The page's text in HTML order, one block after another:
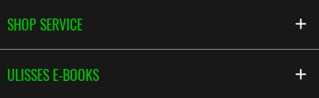
SHOP SERVICE
ULISSES E-BOOKS